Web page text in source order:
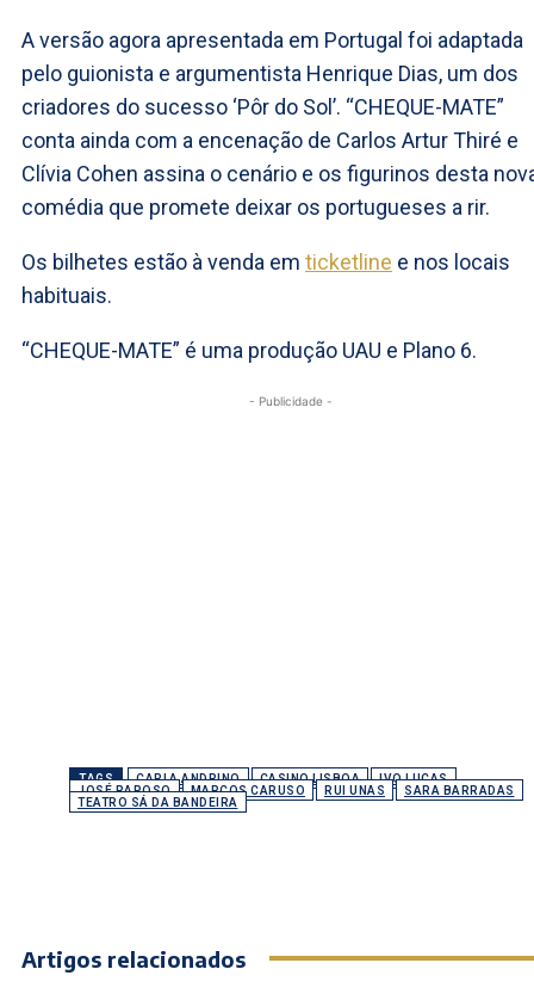
A versão agora apresentada em Portugal foi adaptada
pelo guionista e argumentista Henrique Dias, um dos
criadores do sucesso ‘Pôr do Sol’. “CHEQUE-MATE”
conta ainda com a encenação de Carlos Artur Thiré e
Clívia Cohen assina o cenário e os figurinos desta
comédia que promete deixar os portugueses a rir.
Os bilhetes estão à venda em ticketline e nos locais
habituais.
“CHEQUE-MATE” é uma produção UAU e Plano 6.
- Publicidade -
TAGS CARLA ANDRINO CASINO LISBOA
IVO LUCAS
JOSÉ RAPOSO
MARCOS CARUSO RUI UNAS
SARA BARRADAS
TEATRO SÁ DA BANDEIRA
Artigos relacionados